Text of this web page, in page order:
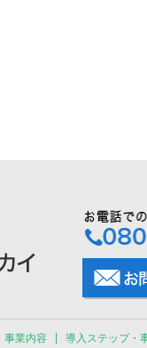
事業内容 導入ステップ・